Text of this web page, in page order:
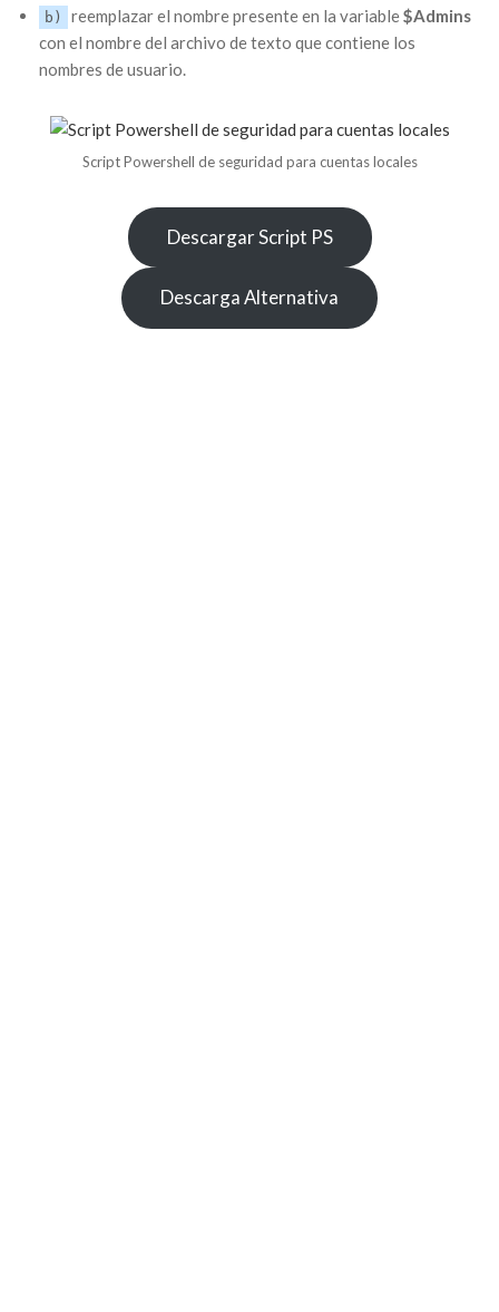
b) reemplazar el nombre presente en la variable$Admins
con el nombre del archivo de texto que contiene los
nombres de usuario.
Script Powershell de seguridad para cuentas locales
Descargar Script PS
Descarga Alternativa